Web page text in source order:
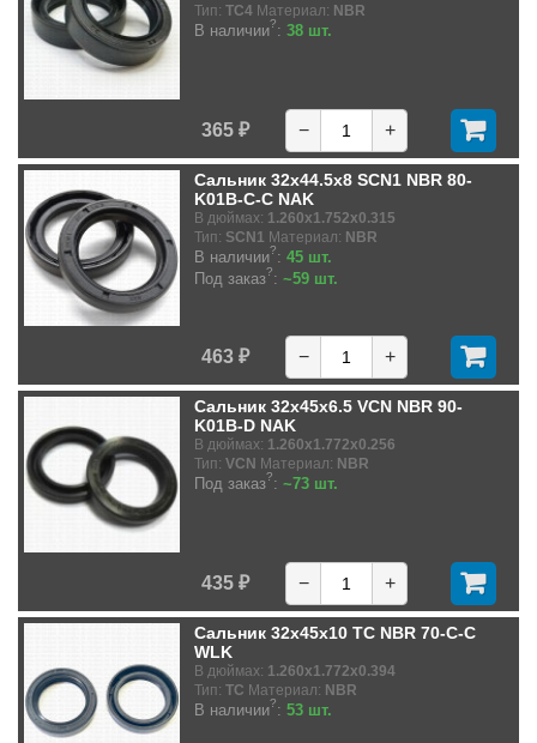
Тип: TC4 Материал: NBR
В наличии?: 38 шт.
365 ₽ − +
Сальник 32x44.5x8 SCN1 NBR 80-
K01B-C-C NAK
В дюймах: 1.260x1.752x0.315
Тип: SCN1 Материал: NBR
В наличии?: 45 шт.
Под заказ?: ~59 шт.
463 ₽ − +
Сальник 32x45x6.5 VCN NBR 90-
K01B-D NAK
В дюймах: 1.260x1.772x0.256
Тип: VCN Материал: NBR
Под заказ?: ~73 шт.
435 ₽ − +
Сальник 32x45x10 TC NBR 70-C-C
WLK
В дюймах: 1.260x1.772x0.394
Тип: TC Материал: NBR
В наличии?: 53 шт.